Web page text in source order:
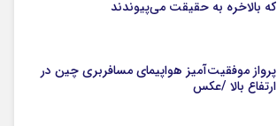
که بالاخره به حقیقت می‌پیوندند
پرواز موفقیت‌آمیز هواپیمای مسافربری چین در
ارتفاع بالا /عکس